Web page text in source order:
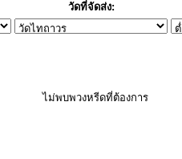
วัดที่จัดส่ง:
ไม่พบพวงหรีดที่ต้องการ